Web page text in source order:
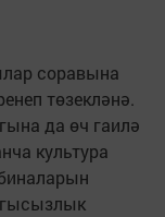
соравына
төзекләнә.
да өч гаилә
культура